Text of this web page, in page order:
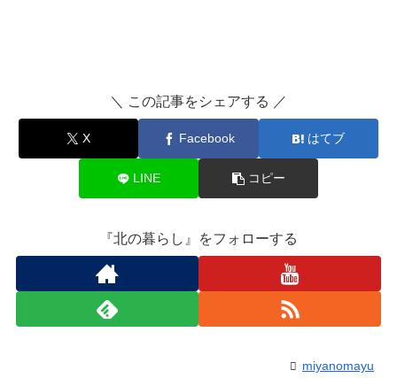
＼ この記事をシェアする ／
X Facebook はてブ
LINE コピー
『北の暮らし』をフォローする
miyanomayu